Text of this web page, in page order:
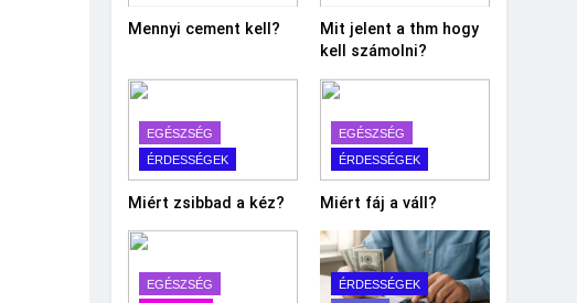
Mennyi cement kell?
Mit jelent a thm hogy
kell számolni?
EGÉSZSÉG
ÉRDESSÉGEK
Miért zsibbad a kéz?
EGÉSZSÉG
ÉRDESSÉGEK
Miért fáj a váll?
EGÉSZSÉG
ÉRDESSÉGEK